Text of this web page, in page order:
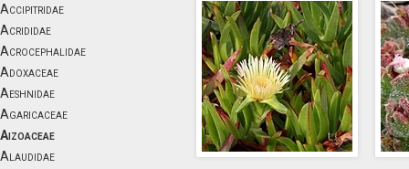
Accipitridae
Acrididae
Acrocephalidae
Adoxaceae
Aeshnidae
Agaricaceae
Aizoaceae
Alaudidae